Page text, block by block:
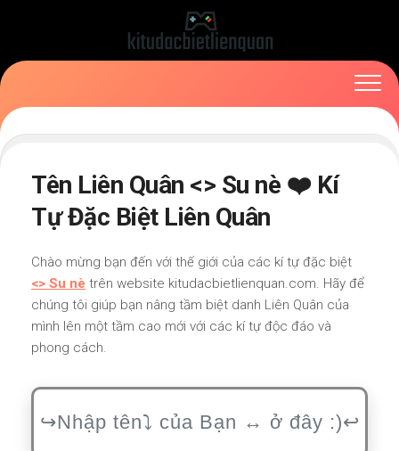
Tên Liên Quân <> Su nè ❤️ Kí
Tự Đặc Biệt Liên Quân
Chào mừng bạn đến với thế giới của các kí tự đặc biệt
<> Su nè trên website kitudacbietlienquan.com. Hãy để
chúng tôi giúp bạn nâng tầm biệt danh Liên Quân của
mình lên một tầm cao mới với các kí tự độc đáo và
phong cách.